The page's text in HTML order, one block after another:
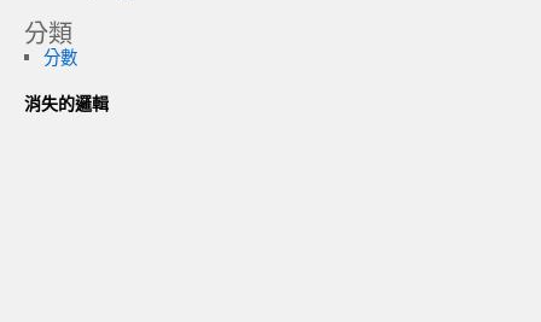
分類
分數
消失的邏輯